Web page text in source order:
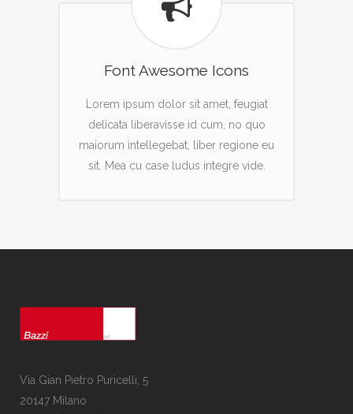
Font Awesome Icons
Lorem ipsum dolor sit amet, feugiat
delicata liberavisse id cum, no quo
maiorum intellegebat, liber regione eu
sit. Mea cu case ludus integre vide.
Via Gian Pietro Puricelli, 5
20147 Milano